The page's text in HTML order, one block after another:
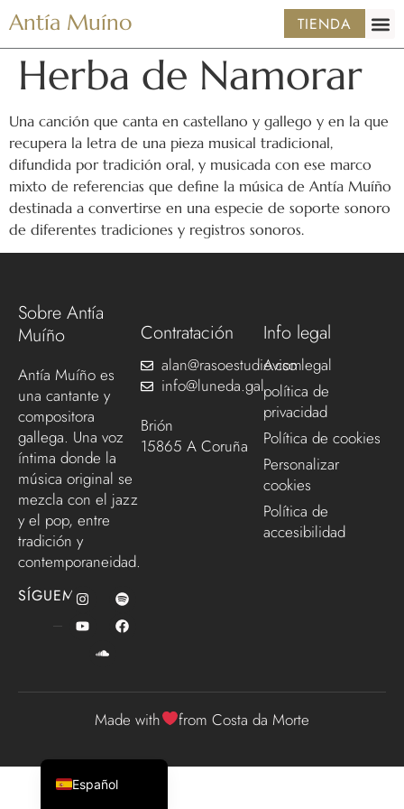
Antía Muíno TIENDA
Herba de Namorar
Una canción que canta en castellano y gallego y en la que
recupera la letra de una pieza musical tradicional,
difundida por tradición oral, y musicada con ese marco
mixto de referencias que define la música de Antía Muíño
destinada a convertirse en una especie de soporte sonoro
de diferentes tradiciones y registros sonoros.
Sobre Antía
Muíño
Antía Muíño es
una cantante y
compositora
gallega. Una voz
íntima donde la
música original se
mezcla con el jazz
y el pop, entre
tradición y
contemporaneidad.
SÍGUEME
Contratación
alan@rasoestudio.com
info@luneda.gal
Brión
15865 A Coruña
Info legal
Aviso legal
política de
privacidad
Política de cookies
Personalizar
cookies
Política de
accesibilidad
Made with from Costa da Morte
Español
English (UK)